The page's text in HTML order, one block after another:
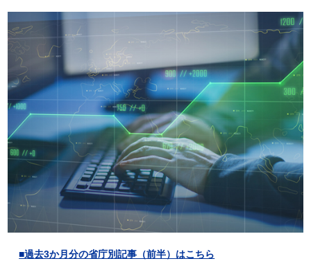
■過去3か月分の省庁別記事（前半）はこちら